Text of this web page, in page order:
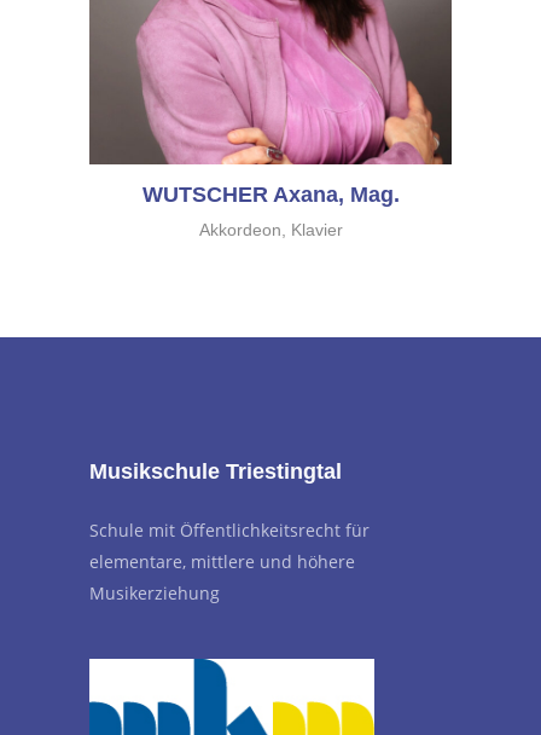
WUTSCHER Axana, Mag.
Akkordeon, Klavier
Musikschule Triestingtal
Schule mit Öffentlichkeitsrecht für
elementare, mittlere und höhere
Musikerziehung